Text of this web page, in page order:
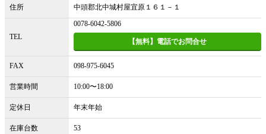
住所 中頭郡北中城村屋宜原１６１－１
TEL
0078-6042-5806
【無料】電話でお問合せ
FAX 098-975-6045
営業時間 10:00〜18:00
定休日 年末年始
在庫台数 53